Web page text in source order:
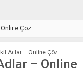
Online Çöz
Adlar – Online Çöz
– Online